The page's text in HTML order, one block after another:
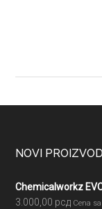
Footer
NOVI PROIZVODI
Chemicalworkz
3.000,00 рсд Cena